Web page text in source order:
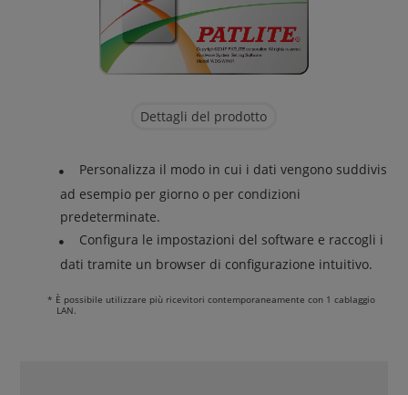
Dettagli del prodotto
Personalizza il modo in cui i dati vengono suddivisi,
ad esempio per giorno o per condizioni
predeterminate.
Configura le impostazioni del software e raccogli i
dati tramite un browser di configurazione intuitivo.
* È possibile utilizzare più ricevitori contemporaneamente con 1 cablaggio
LAN.